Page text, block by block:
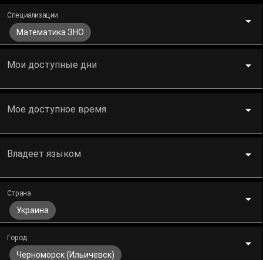
Специализации
Математика ЗНО
Мои доступные дни
Мое доступное время
Владеет языком
Страна
Украина
Город
Черноморск (Ильичевск)